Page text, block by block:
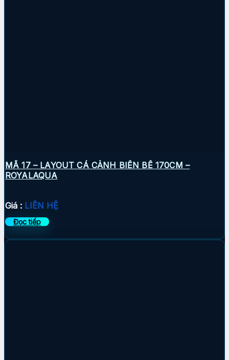
MÃ 17 – LAYOUT CÁ CẢNH BIỂN BỂ 170CM –
ROYALAQUA
Giá : LIÊN HỆ
Đọc tiếp